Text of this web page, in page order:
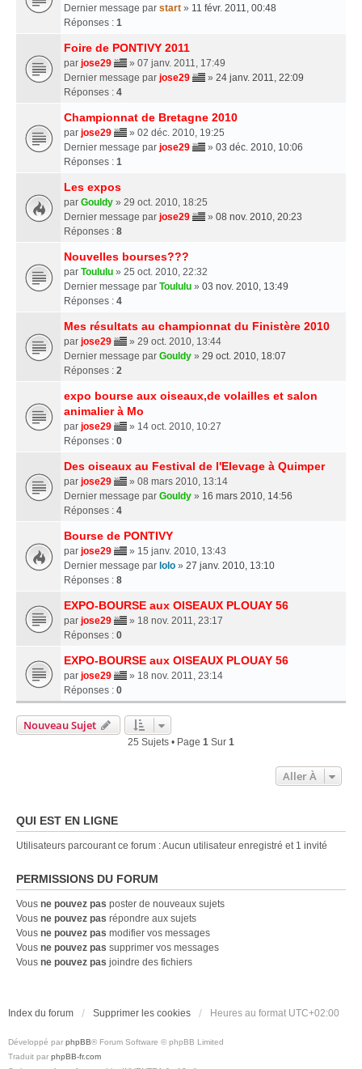
Dernier message par start » 11 févr. 2011, 00:48
Réponses : 1
Foire de PONTIVY 2011
par jose29
» 07 janv. 2011, 17:49
Dernier message par jose29 » 24 janv. 2011, 22:09
Réponses : 4
Championnat de Bretagne 2010
par jose29
» 02 déc. 2010, 19:25
Dernier message par jose29 » 03 déc. 2010, 10:06
Réponses : 1
Les expos
par Gouldy » 29 oct. 2010, 18:25
Dernier message par jose29 » 08 nov. 2010, 20:23
Réponses : 8
Nouvelles bourses???
par Toululu » 25 oct. 2010, 22:32
Dernier message par Toululu » 03 nov. 2010, 13:49
Réponses : 4
Mes résultats au championnat du Finistère 2010
par jose29
» 29 oct. 2010, 13:44
Dernier message par Gouldy » 29 oct. 2010, 18:07
Réponses : 2
expo bourse aux oiseaux,de volailles et salon
animalier à Mo
par jose29
» 14 oct. 2010, 10:27
Réponses : 0
Des oiseaux au Festival de l'Elevage à Quimper
par jose29
» 08 mars 2010, 13:14
Dernier message par Gouldy » 16 mars 2010, 14:56
Réponses : 4
Bourse de PONTIVY
par jose29
» 15 janv. 2010, 13:43
Dernier message par lolo » 27 janv. 2010, 13:10
Réponses : 8
EXPO-BOURSE aux OISEAUX PLOUAY 56
par jose29
» 18 nov. 2011, 23:17
Réponses : 0
EXPO-BOURSE aux OISEAUX PLOUAY 56
par jose29
» 18 nov. 2011, 23:14
Réponses : 0
Nouveau Sujet
25 Sujets • Page 1 Sur 1
Aller À
QUI EST EN LIGNE
Utilisateurs parcourant ce forum : Aucun utilisateur enregistré et 1 invité
PERMISSIONS DU FORUM
Vous ne pouvez pas poster de nouveaux sujets
Vous ne pouvez pas répondre aux sujets
Vous ne pouvez pas modifier vos messages
Vous ne pouvez pas supprimer vos messages
Vous ne pouvez pas joindre des fichiers
Index du forum Supprimer les cookies Heures au format UTC+02:00
Développé par phpBB® Forum Software © phpBB Limited
Traduit par phpBB-fr.com